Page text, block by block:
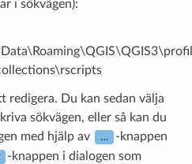
i sökvägen):
redigera. Du kan sedan välja
sökvägen, eller så kan du
med hjälp av
…
-knappen
-knappen i dialogen som